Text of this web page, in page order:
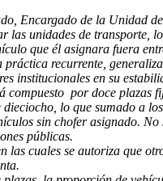
Encargado de la Unidad
las unidades de
que él asignara fuera
recurrente,
institucionales en su
por doce
lo que sumado a
sin chofer asignado.
públicas.
cuales se autoriza que